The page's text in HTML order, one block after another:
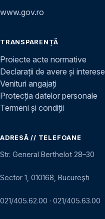
www.gov.ro
TRANSPARENȚĂ
Proiecte acte normative
Declarații de avere și interese
Venituri angajați
Protecția datelor personale
Termeni și condiții
ADRESĂ // TELEFOANE
Str. General Berthelot 28–30
Sector 1, 010168, București
021/405.62.00 · 021/405.63.00